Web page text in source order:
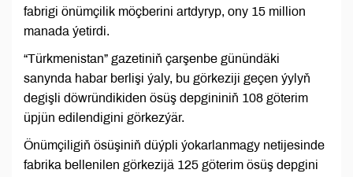
fabrigi önümçilik möçberini artdyryp, ony 15 million
manada ýetirdi.
“Türkmenistan” gazetiniň çarşenbe günündäki
sanynda habar berlişi ýaly, bu görkeziji geçen ýylyň
degişli döwründikiden ösüş depgininiň 108 göterim
üpjün edilendigini görkezýär.
Önümçiligiň ösüşiniň düýpli ýokarlanmagy netijesinde
fabrika bellenilen görkezijä 125 göterim ösüş depgini